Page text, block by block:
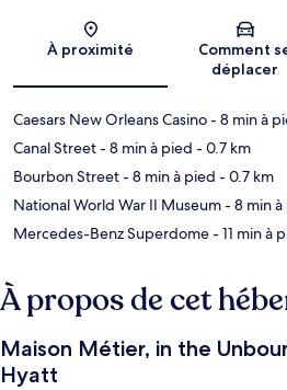
Carte
À proximité
Comment
déplacer
Caesars New Orleans Casino- 8 min à
Canal Street- 8 min à pied - 0.7 km
Bourbon Street- 8 min à pied - 0.7 km
National World War II Museum- 8 min
Mercedes-Benz Superdome- 11 min à
À propos de cet
Maison Métier, in the
Hyatt